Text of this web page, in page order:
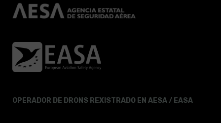
OPERADOR DE DRONS REXISTRADO EN AESA / EASA